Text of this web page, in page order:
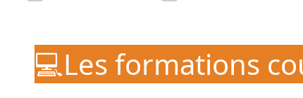
💻Les formations